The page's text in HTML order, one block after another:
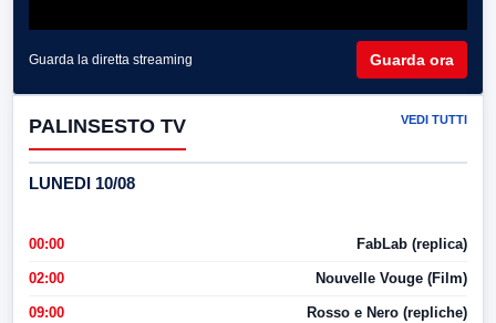
Guarda la diretta streaming Guarda ora
PALINSESTO TV VEDI TUTTI
LUNEDI 10/08
00:00 FabLab (replica)
02:00 Nouvelle Vouge (Film)
09:00 Rosso e Nero (repliche)